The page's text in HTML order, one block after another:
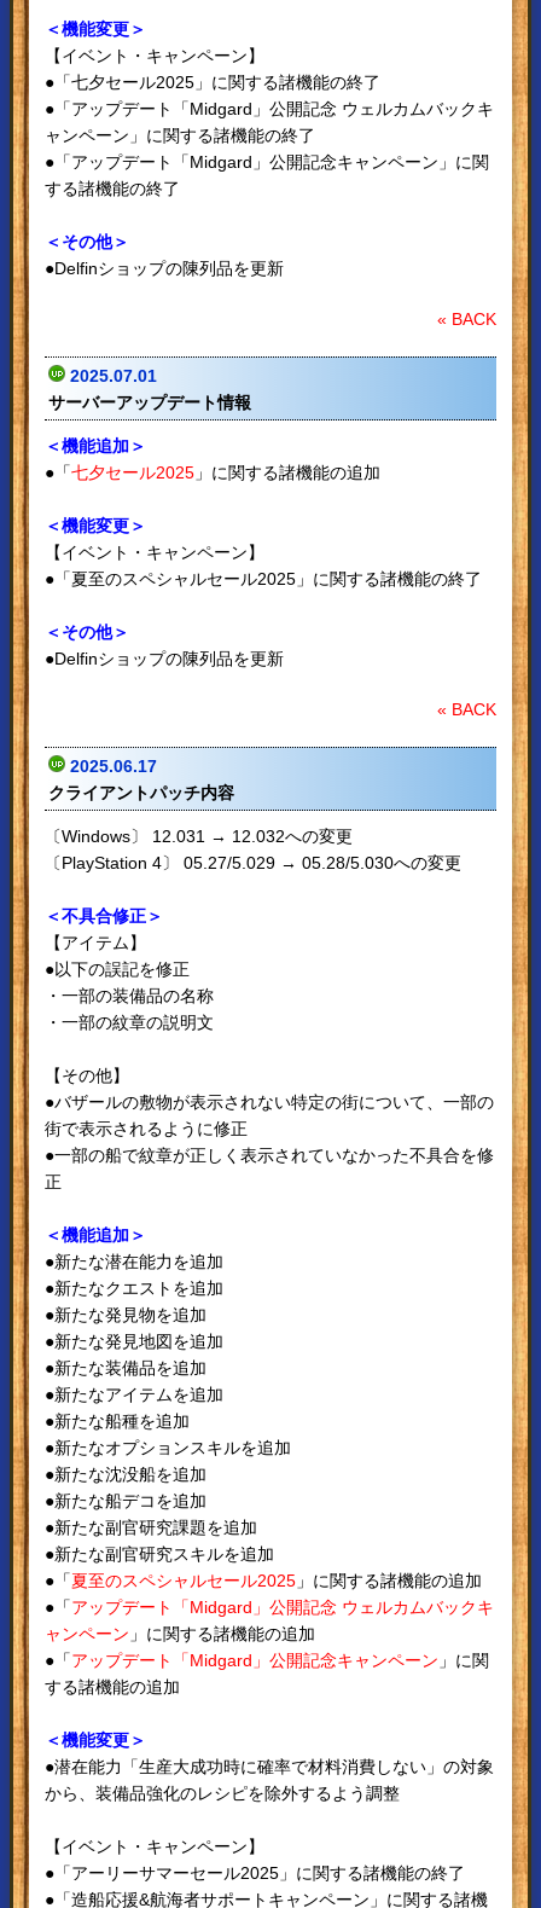
＜機能変更＞
【イベント・キャンペーン】
●「七夕セール2025」に関する諸機能の終了
●「アップデート「Midgard」公開記念 ウェルカムバックキ
ャンペーン」に関する諸機能の終了
●「アップデート「Midgard」公開記念キャンペーン」に関
する諸機能の終了
＜その他＞
●Delfinショップの陳列品を更新
« BACK
2025.07.01
サーバーアップデート情報
＜機能追加＞
●「七夕セール2025」に関する諸機能の追加
＜機能変更＞
【イベント・キャンペーン】
●「夏至のスペシャルセール2025」に関する諸機能の終了
＜その他＞
●Delfinショップの陳列品を更新
« BACK
2025.06.17
クライアントパッチ内容
〔Windows〕 12.031 → 12.032への変更
〔PlayStation 4〕 05.27/5.029 → 05.28/5.030への変更
＜不具合修正＞
【アイテム】
●以下の誤記を修正
・一部の装備品の名称
・一部の紋章の説明文
【その他】
●バザールの敷物が表示されない特定の街について、一部の
街で表示されるように修正
●一部の船で紋章が正しく表示されていなかった不具合を修
正
＜機能追加＞
●新たな潜在能力を追加
●新たなクエストを追加
●新たな発見物を追加
●新たな発見地図を追加
●新たな装備品を追加
●新たなアイテムを追加
●新たな船種を追加
●新たなオプションスキルを追加
●新たな沈没船を追加
●新たな船デコを追加
●新たな副官研究課題を追加
●新たな副官研究スキルを追加
●「夏至のスペシャルセール2025」に関する諸機能の追加
●「アップデート「Midgard」公開記念 ウェルカムバックキ
ャンペーン 」に関する諸機能の追加
●「アップデート「Midgard」公開記念キャンペーン 」に関
する諸機能の追加
＜機能変更＞
●潜在能力「生産大成功時に確率で材料消費しない」の対象
から、装備品強化のレシピを除外するよう調整
【イベント・キャンペーン】
●「アーリーサマーセール2025」に関する諸機能の終了
●「造船応援&航海者サポートキャンペーン」に関する諸機